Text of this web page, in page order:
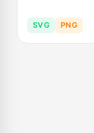
SVG PNG